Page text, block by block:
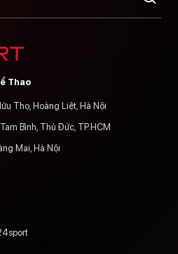
Thao
Thọ, Hoàng Liệt, Hà Nội
Bình, Thủ Đức, TP.HCM
Mai, Hà Nội